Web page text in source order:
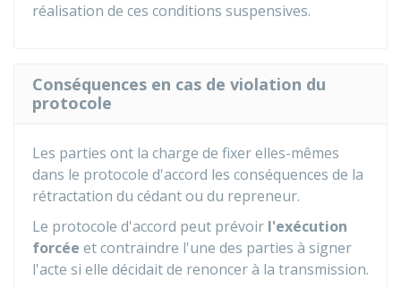
réalisation de ces conditions suspensives.
Conséquences en cas de violation du
protocole
Les parties ont la charge de fixer elles-mêmes
dans le protocole d'accord les conséquences de la
rétractation du cédant ou du repreneur.
Le protocole d'accord peut prévoir l'exécution
forcée et contraindre l'une des parties à signer
l'acte si elle décidait de renoncer à la transmission.